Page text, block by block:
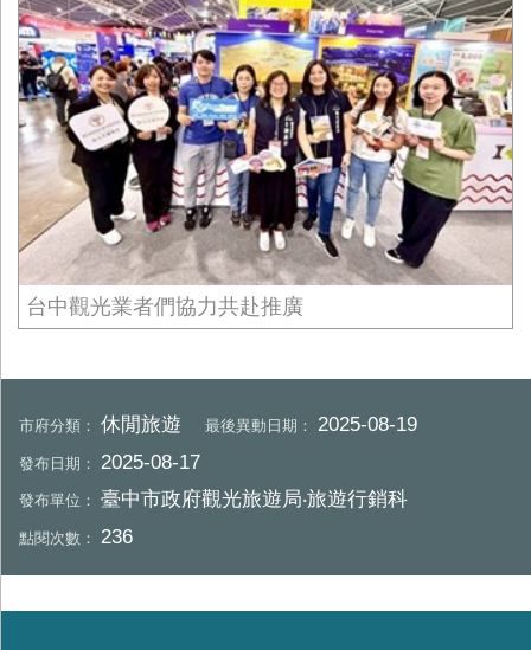
台中觀光業者們協力共赴推廣
市府分類：休閒旅遊 最後異動日期：2025-08-19
發布日期： 2025-08-17
發布單位：臺中市政府觀光旅遊局‧旅遊行銷科
點閱次數： 236